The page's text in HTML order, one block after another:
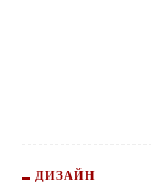
ДИЗАЙН